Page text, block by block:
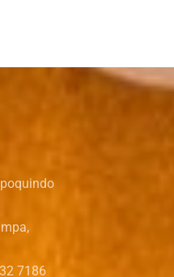
7186